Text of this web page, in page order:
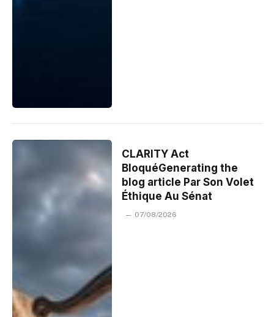
CLARITY Act
BloquéGenerating the
blog article Par Son Volet
Éthique Au Sénat
07/08/2026